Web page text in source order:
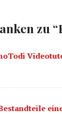
zu “